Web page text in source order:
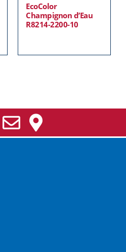
EcoColor
Champignon d’Eau
R8214-2200-10